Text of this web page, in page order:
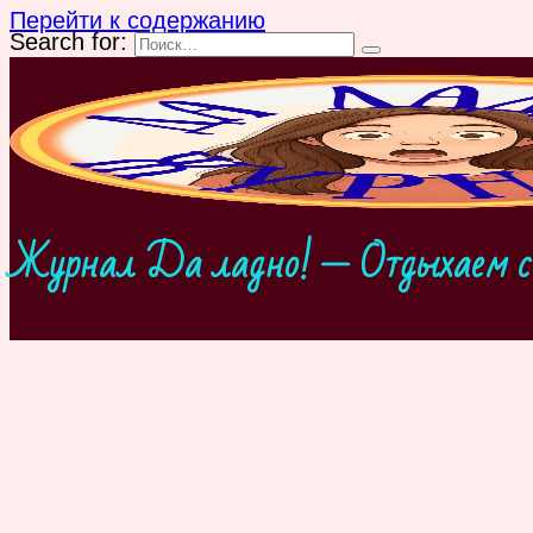
Перейти к содержанию
Search for:
Журнал Да ладно! — Отдыхаем с